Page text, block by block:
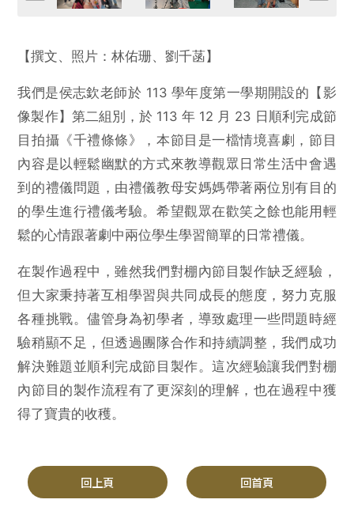
【撰文、照片：林佑珊、劉千菡】
我們是侯志欽老師於 113 學年度第一學期開設的【影
像製作】第二組別，於 113 年 12 月 23 日順利完成節
目拍攝《千禮條條》，本節目是一檔情境喜劇，節目
內容是以輕鬆幽默的方式來教導觀眾日常生活中會遇
到的禮儀問題，由禮儀教母安媽媽帶著兩位別有目的
的學生進行禮儀考驗。希望觀眾在歡笑之餘也能用輕
鬆的心情跟著劇中兩位學生學習簡單的日常禮儀。
在製作過程中，雖然我們對棚內節目製作缺乏經驗，
但大家秉持著互相學習與共同成長的態度，努力克服
各種挑戰。儘管身為初學者，導致處理一些問題時經
驗稍顯不足，但透過團隊合作和持續調整，我們成功
解決難題並順利完成節目製作。這次經驗讓我們對棚
內節目的製作流程有了更深刻的理解，也在過程中獲
得了寶貴的收穫。
回上頁 回首頁